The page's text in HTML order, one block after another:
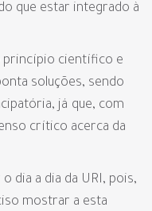
que estar integrado à
princípio científico e
soluções, sendo
já que, com
crítico acerca da
dia a dia da URI, pois,
mostrar a esta